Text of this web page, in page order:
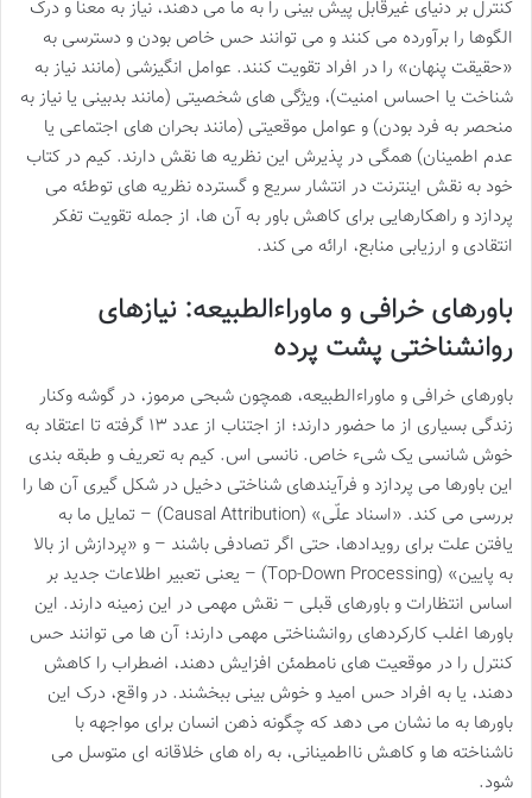
کنترل بر دنیای غیرقابل پیش بینی را به ما می دهند، نیاز به معنا و درک
الگوها را برآورده می کنند و می توانند حس خاص بودن و دسترسی به
«حقیقت پنهان» را در افراد تقویت کنند. عوامل انگیزشی (مانند نیاز به
شناخت یا احساس امنیت)، ویژگی های شخصیتی (مانند بدبینی یا نیاز به
منحصر به فرد بودن) و عوامل موقعیتی (مانند بحران های اجتماعی یا
عدم اطمینان) همگی در پذیرش این نظریه ها نقش دارند. کیم در کتاب
خود به نقش اینترنت در انتشار سریع و گسترده نظریه های توطئه می
پردازد و راهکارهایی برای کاهش باور به آن ها، از جمله تقویت تفکر
انتقادی و ارزیابی منابع، ارائه می کند.
باورهای خرافی و ماوراءالطبیعه: نیازهای
روانشناختی پشت پرده
باورهای خرافی و ماوراءالطبیعه، همچون شبحی مرموز، در گوشه وکنار
زندگی بسیاری از ما حضور دارند؛ از اجتناب از عدد ۱۳ گرفته تا اعتقاد به
خوش شانسی یک شیء خاص. نانسی اس. کیم به تعریف و طبقه بندی
این باورها می پردازد و فرآیندهای شناختی دخیل در شکل گیری آن ها را
بررسی می کند. «اسناد علّی» (Causal Attribution) – تمایل ما به
یافتن علت برای رویدادها، حتی اگر تصادفی باشند – و «پردازش از بالا
به پایین» (Top-Down Processing) – یعنی تعبیر اطلاعات جدید بر
اساس انتظارات و باورهای قبلی – نقش مهمی در این زمینه دارند. این
باورها اغلب کارکردهای روانشناختی مهمی دارند؛ آن ها می توانند حس
کنترل را در موقعیت های نامطمئن افزایش دهند، اضطراب را کاهش
دهند، یا به افراد حس امید و خوش بینی ببخشند. در واقع، درک این
باورها به ما نشان می دهد که چگونه ذهن انسان برای مواجهه با
ناشناخته ها و کاهش نااطمینانی، به راه های خلاقانه ای متوسل می
شود.